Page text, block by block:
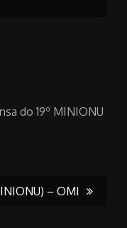
do 19º MINIONU
– OMI